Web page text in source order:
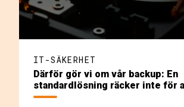
IT-SÄKERHET
Därför gör vi om vår backup: En
standardlösning räcker inte för